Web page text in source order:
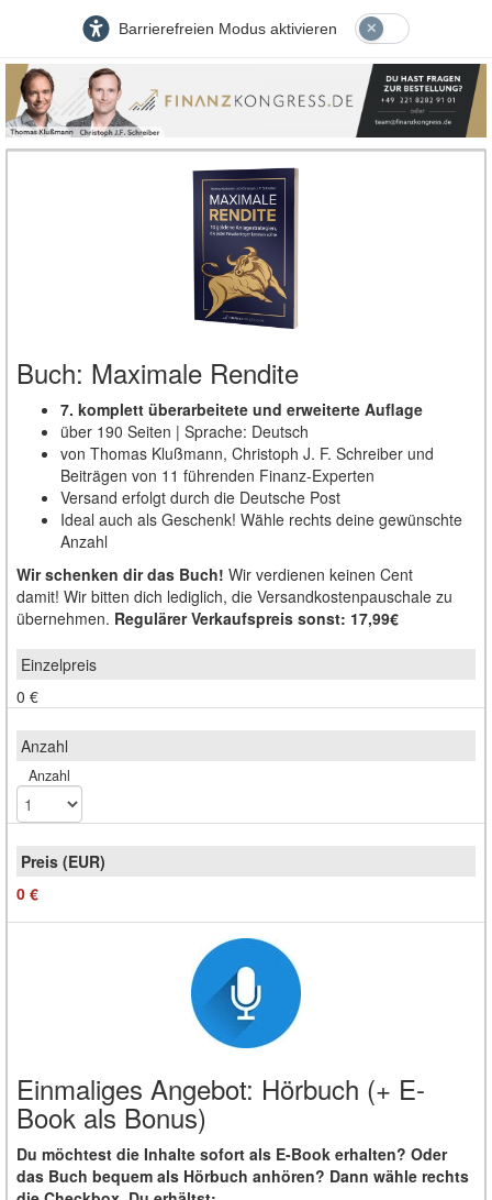
Barrierefreien Modus aktivieren
Buch: Maximale Rendite
7. komplett überarbeitete und erweiterte Auflage
über 190 Seiten | Sprache: Deutsch
von Thomas Klußmann, Christoph J. F. Schreiber und
Beiträgen von 11 führenden Finanz-Experten
Versand erfolgt durch die Deutsche Post
Ideal auch als Geschenk! Wähle rechts deine gewünschte
Anzahl
Wir schenken dir das Buch! Wir verdienen keinen Cent
damit! Wir bitten dich lediglich, die Versandkostenpauschale zu
übernehmen. Regulärer Verkaufspreis sonst: 17,99€
0 €
Anzahl
0 €
Einmaliges Angebot: Hörbuch (+ E-
Book als Bonus)
Du möchtest die Inhalte sofort als E-Book erhalten? Oder
das Buch bequem als Hörbuch anhören? Dann wähle rechts